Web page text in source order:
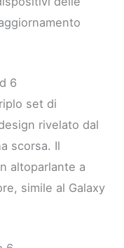
6
set di
rivelato dal
scorsa. Il
altoparlante a
simile al Galaxy